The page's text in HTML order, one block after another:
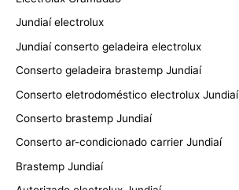
Jundiaí electrolux
Jundiaí conserto geladeira electrolux
Conserto geladeira brastemp Jundiaí
Conserto eletrodoméstico electrolux Jundiaí
Conserto brastemp Jundiaí
Conserto ar-condicionado carrier Jundiaí
Brastemp Jundiaí